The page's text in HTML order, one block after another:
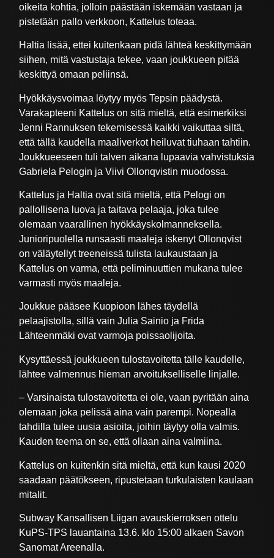
oikeita kohtia, jolloin päästään iskemään vastaan ja
pistetään pallo verkkoon, Kattelus toteaa.
Haltia lisää, ettei kuitenkaan pidä lähteä keskittymään
siihen, mitä vastustaja tekee, vaan joukkueen pitää
keskittyä omaan peliinsä.
Hyökkäysvoimaa löytyy myös Tepsin päädystä.
Varakapteeni Kattelus on sitä mieltä, että esimerkiksi
Jenni Rannuksen tekemisessä kaikki vaikuttaa siltä,
että tällä kaudella maaliverkot heiluvat tiuhaan tahtiin.
Joukkueeseen tuli talven aikana lupaavia vahvistuksia
Gabriela Pelogin ja Viivi Ollonqvistin muodossa.
Kattelus ja Haltia ovat sitä mieltä, että Pelogi on
pallollisena luova ja taitava pelaaja, joka tulee
olemaan vaarallinen hyökkäyskolmanneksella.
Junioripuolella runsaasti maaleja iskenyt Ollonqvist
on väläytellyt treeneissä tulista laukaustaan ja
Kattelus on varma, että peliminuuttien mukana tulee
varmasti myös maaleja.
Joukkue pääsee Kuopioon lähes täydellä
pelaajistolla, sillä vain Julia Sainio ja Frida
Lähteenmäki ovat varmoja poissaolijoita.
Kysyttäessä joukkueen tulostavoitetta tälle kaudelle,
lähtee valmennus hieman arvoitukselliselle linjalle.
– Varsinaista tulostavoitetta ei ole, vaan pyritään aina
olemaan joka pelissä aina vain parempi. Nopealla
tahdilla tulee uusia asioita, joihin täytyy olla valmis.
Kauden teema on se, että ollaan aina valmiina.
Kattelus on kuitenkin sitä mieltä, että kun kausi 2020
saadaan päätökseen, ripustetaan turkulaisten kaulaan
mitalit.
Subway Kansallisen Liigan avauskierroksen ottelu
KuPS-TPS lauantaina 13.6. klo 15:00 alkaen Savon
Sanomat Areenalla.